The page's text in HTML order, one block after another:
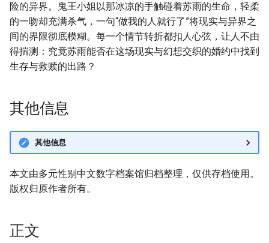
险的异界。鬼王小姐以那冰凉的手触碰着苏雨的生命，轻柔
的一吻却充满杀气，一句“做我的人就行了”将现实与异界之
间的界限彻底模糊。每一个情节转折都扣人心弦，让人不由
得揣测：究竟苏雨能否在这场现实与幻想交织的婚约中找到
生存与救赎的出路？
其他信息
其他信息
本文由多元性别中文数字档案馆归档整理，仅供存档使用。
版权归原作者所有。
正文